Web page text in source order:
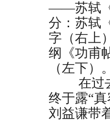
——苏轼
分：苏轼
字（右上
纲《功甫
（左下）。
在过去
终于露“
刘益谦带